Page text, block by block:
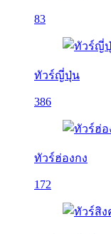
83
ทัวร์ญี่ปุ่น
386
ทัวร์ฮ่องกง
172